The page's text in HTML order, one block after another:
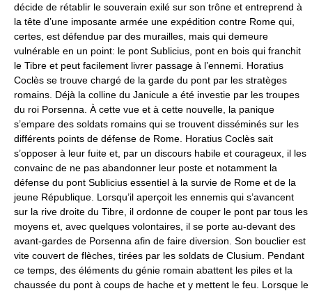
décide de rétablir le souverain exilé sur son trône et entreprend à
la tête d’une imposante armée une expédition contre Rome qui,
certes, est défendue par des murailles, mais qui demeure
vulnérable en un point: le pont Sublicius, pont en bois qui franchit
le Tibre et peut facilement livrer passage à l’ennemi. Horatius
Coclès se trouve chargé de la garde du pont par les stratèges
romains. Déjà la colline du Janicule a été investie par les troupes
du roi Porsenna. À cette vue et à cette nouvelle, la panique
s’empare des soldats romains qui se trouvent disséminés sur les
différents points de défense de Rome. Horatius Coclès sait
s’opposer à leur fuite et, par un discours habile et courageux, il les
convainc de ne pas abandonner leur poste et notamment la
défense du pont Sublicius essentiel à la survie de Rome et de la
jeune République. Lorsqu’il aperçoit les ennemis qui s’avancent
sur la rive droite du Tibre, il ordonne de couper le pont par tous les
moyens et, avec quelques volontaires, il se porte au-devant des
avant-gardes de Porsenna afin de faire diversion. Son bouclier est
vite couvert de flèches, tirées par les soldats de Clusium. Pendant
ce temps, des éléments du génie romain abattent les piles et la
chaussée du pont à coups de hache et y mettent le feu. Lorsque le